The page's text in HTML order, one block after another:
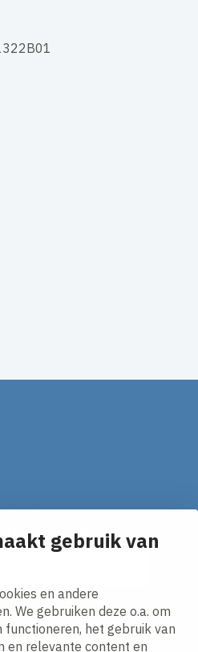
gebruik van
en andere
We gebruiken deze o.a. om
het gebruik van
en relevante content en
in je mailbox!
statement.